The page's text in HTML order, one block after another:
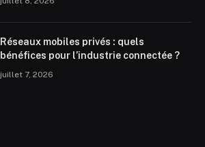
Réseaux mobiles privés : quels
bénéfices pour l’industrie connectée ?
juillet 7, 2026